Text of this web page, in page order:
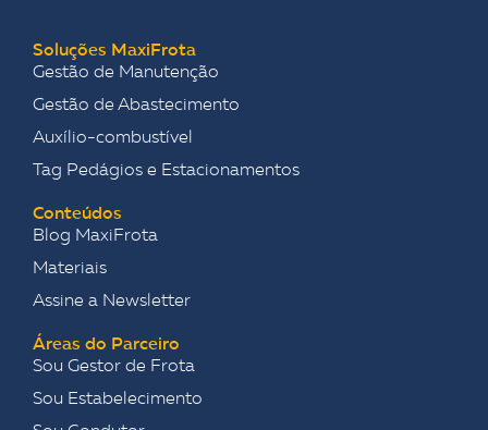
Soluções MaxiFrota
Gestão de Manutenção
Gestão de Abastecimento
Auxílio-combustível
Tag Pedágios e Estacionamentos
Conteúdos
Blog MaxiFrota
Materiais
Assine a Newsletter
Áreas do Parceiro
Sou Gestor de Frota
Sou Estabelecimento